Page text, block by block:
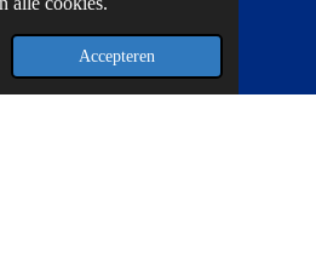
Accepteren